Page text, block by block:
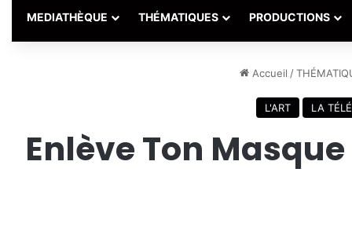
MEDIATHÈQUE THÉMATIQUES PRODUCTIONS
Accueil /
L'ART LA
Enlève Ton